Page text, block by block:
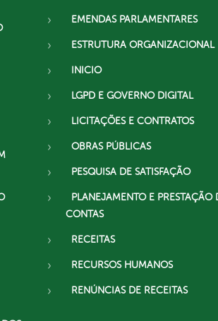
EMENDAS PARLAMENTARES
ESTRUTURA ORGANIZACIONAL
INICIO
LGPD E GOVERNO DIGITAL
LICITAÇÕES E CONTRATOS
OBRAS PÚBLICAS
PESQUISA DE SATISFAÇÃO
PLANEJAMENTO E PRESTAÇÃO
CONTAS
RECEITAS
RECURSOS HUMANOS
RENÚNCIAS DE RECEITAS